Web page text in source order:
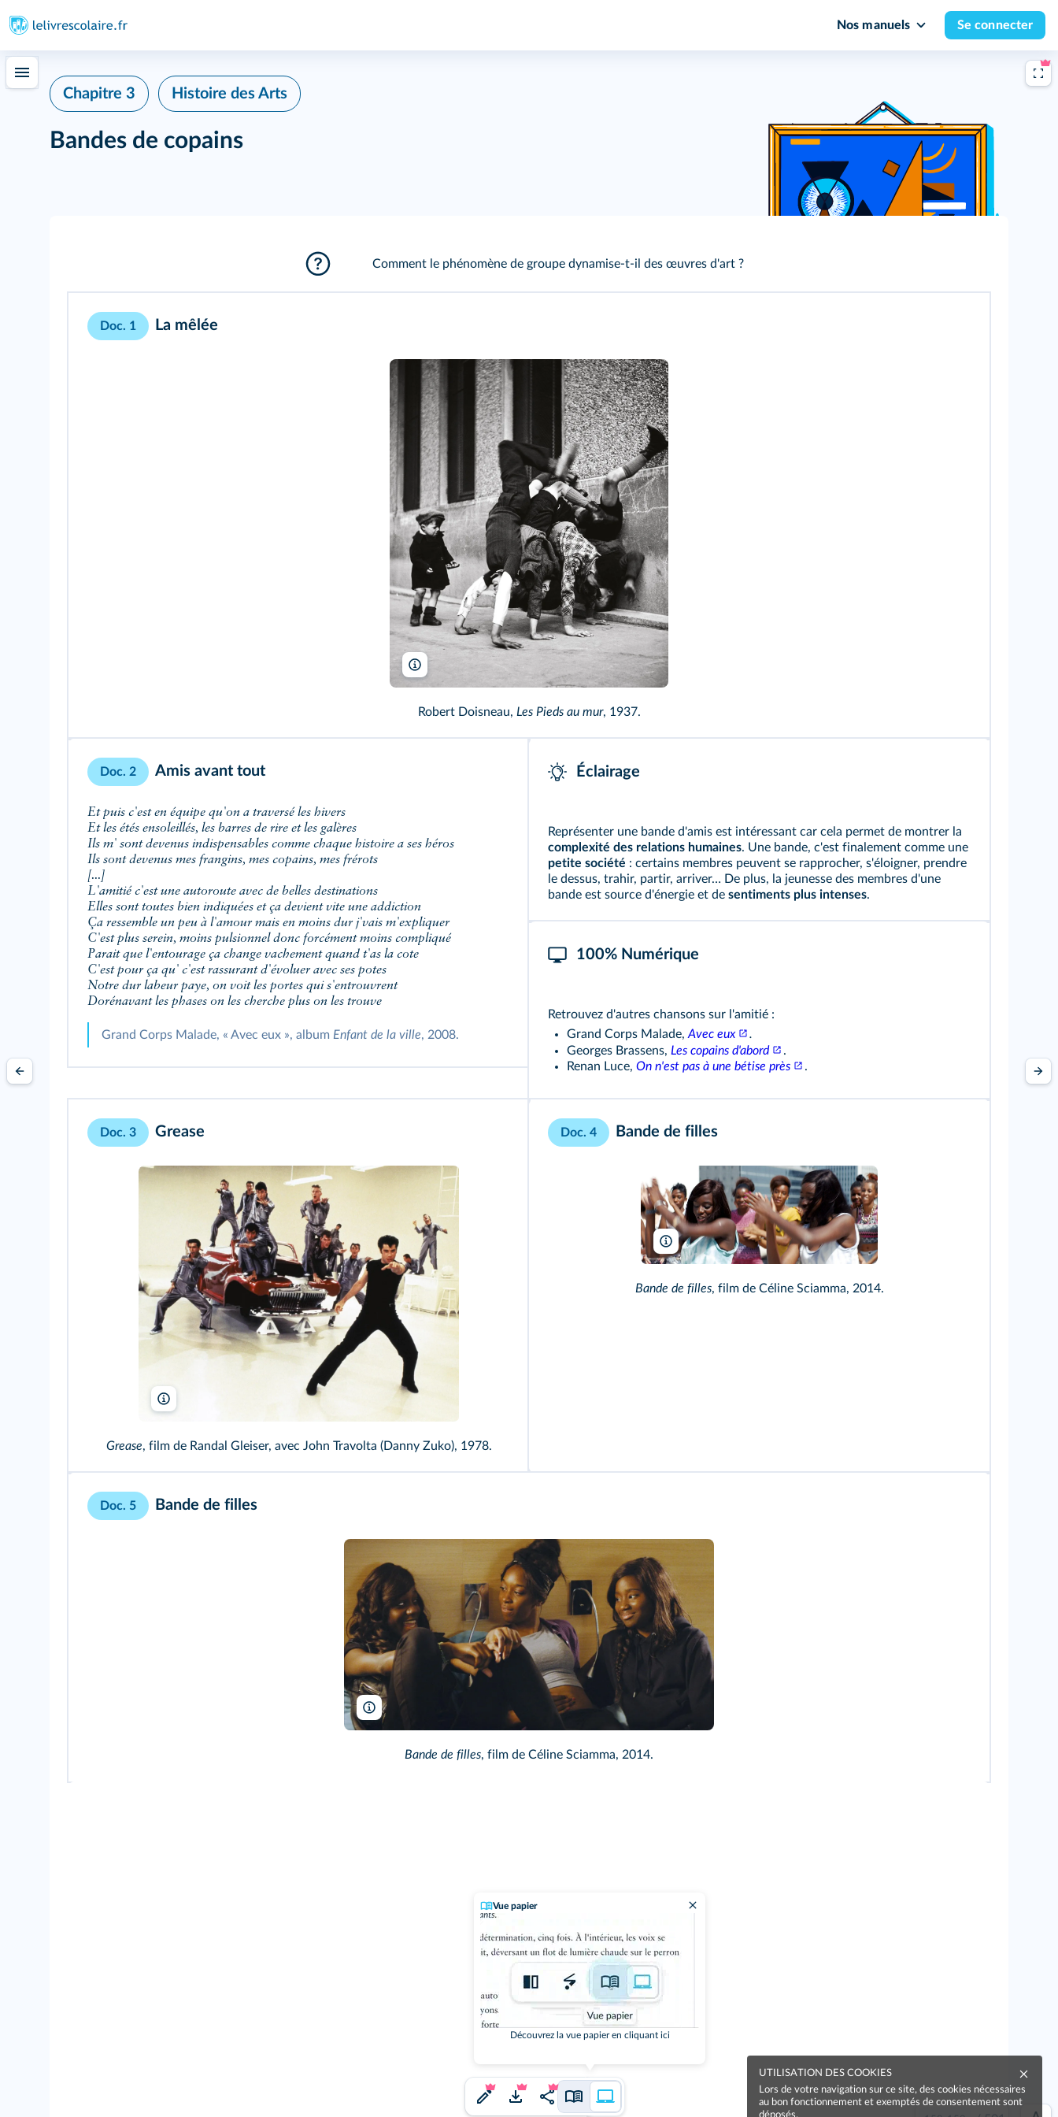
Nos manuels Se connecter
Vue papier
Découvrez la vue papier en cliquant ici
Chapitre 3 Histoire des Arts
Bandes de copains
Comment le phénomène de groupe dynamise-t-il des œuvres d'art ?
Doc. 1 La mêlée
R. Doisneau/RAPHO
Robert Doisneau, Les Pieds au mur, 1937.
Doc. 2 Amis avant tout
Et puis c'est en équipe qu'on a traversé les hivers
Et les étés ensoleillés, les barres de rire et les galères
Ils m' sont devenus indispensables comme chaque histoire a ses héros
Ils sont devenus mes frangins, mes copains, mes frérots
[...]
L'amitié c'est une autoroute avec de belles destinations
Elles sont toutes bien indiquées et ça devient vite une addiction
Ça ressemble un peu à l'amour mais en moins dur j'vais m'expliquer
C'est plus serein, moins pulsionnel donc forcément moins compliqué
Parait que l'entourage ça change vachement quand t'as la cote
C'est pour ça qu' c'est rassurant d'évoluer avec ses potes
Notre dur labeur paye, on voit les portes qui s'entrouvrent
Dorénavant les phases on les cherche plus on les trouve
Grand Corps Malade, « Avec eux », album Enfant de la ville, 2008.
Éclairage
Représenter une bande d'amis est intéressant car cela permet de montrer la
complexité des relations humaines. Une bande, c'est finalement comme une
petite société : certains membres peuvent se rapprocher, s'éloigner, prendre
le dessus, trahir, partir, arriver… De plus, la jeunesse des membres d'une
bande est source d'énergie et de sentiments plus intenses.
100% Numérique
Retrouvez d'autres chansons sur l'amitié :
Grand Corps Malade, Avec eux
.
Georges Brassens, Les copains d'abord
.
Renan Luce, On n'est pas à une bétise près .
Doc. 3 Grease
Grease, film de Randal Gleiser, avec John Travolta (Danny Zuko), 1978.
Doc. 4 Bande de filles
Hold Up Films - Lilies Films/DR /TCD
Bande de filles, film de Céline Sciamma, 2014.
Doc. 5 Bande de filles
Hold Up Films - Lilies Films/DR /TCD
Bande de filles, film de Céline Sciamma, 2014.
UTILISATION DES COOKIES
Lors de votre navigation sur ce site, des cookies nécessaires
au bon fonctionnement et exemptés de consentement sont